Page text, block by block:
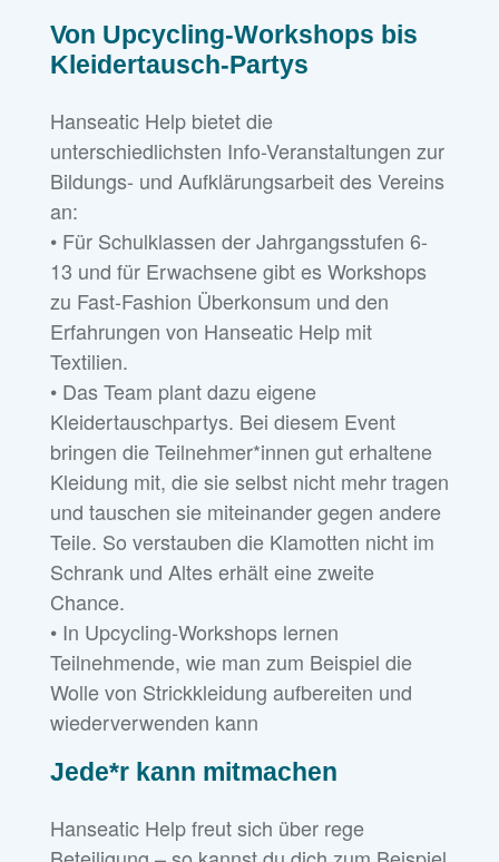
Von Upcycling-Workshops bis
Kleidertausch-Partys
Hanseatic Help bietet die
unterschiedlichsten Info-Veranstaltungen zur
Bildungs- und Aufklärungsarbeit des Vereins
an:
• Für Schulklassen der Jahrgangsstufen 6-
13 und für Erwachsene gibt es Workshops
zu Fast-Fashion Überkonsum und den
Erfahrungen von Hanseatic Help mit
Textilien.
• Das Team plant dazu eigene
Kleidertauschpartys. Bei diesem Event
bringen die Teilnehmer*innen gut erhaltene
Kleidung mit, die sie selbst nicht mehr tragen
und tauschen sie miteinander gegen andere
Teile. So verstauben die Klamotten nicht im
Schrank und Altes erhält eine zweite
Chance.
• In Upcycling-Workshops lernen
Teilnehmende, wie man zum Beispiel die
Wolle von Strickkleidung aufbereiten und
wiederverwenden kann
Jede*r kann mitmachen
Hanseatic Help freut sich über rege